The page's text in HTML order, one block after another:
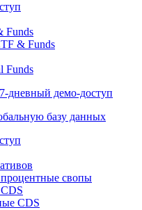
Funds
& Funds
Funds
7-дневный демо-доступ
базу данных
свопы
CDS